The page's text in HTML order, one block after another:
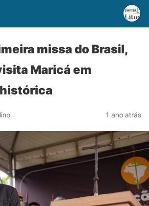
missa do Brasil,
Maricá em
1 ano atrás